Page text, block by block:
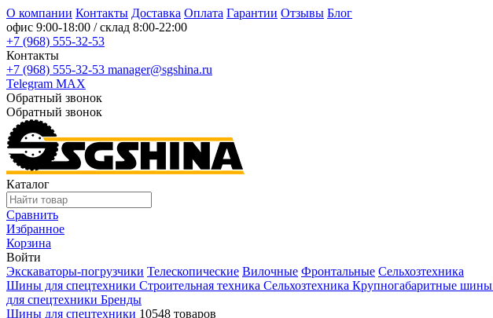
О компании Контакты Доставка Оплата Гарантии Отзывы Блог
офис 9:00-18:00 / склад 8:00-22:00
+7 (968) 555-32-53
Контакты
+7 (968) 555-32-53 manager@sgshina.ru
Telegram MAX
Обратный звонок
Обратный звонок
Каталог
Сравнить
Избранное
Корзина
Войти
Экскаваторы-погрузчики Телескопические Вилочные Фронтальные Сельхозтехника
Шины для спецтехники Строительная техника Сельхозтехника Крупногабаритные шины
для спецтехники Бренды
Шины для спецтехники 10548 товаров